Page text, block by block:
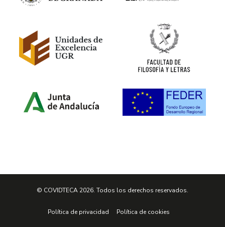
© COVIDTECA 2026. Todos los derechos reservados.
Política de privacidad Política de cookies